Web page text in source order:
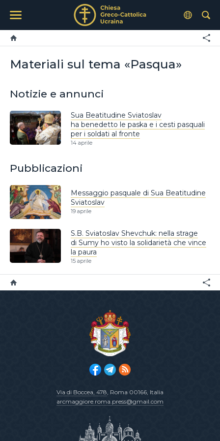
Materiali sul tema «Pasqua»
Notizie e annunci
Sua Beatitudine Sviatoslav
ha benedetto le paska e i cesti pasquali
per i soldati al fronte
14 aprile
Pubblicazioni
Messaggio pasquale di Sua Beatitudine
Sviatoslav
19 aprile
S.B. Sviatoslav Shevchuk: nella strage
di Sumy ho visto la solidarietà che vince
la paura
15 aprile
Via di Boccea, 478, Roma 00166, Italia
arcmaggiore.roma.press@gmail.com